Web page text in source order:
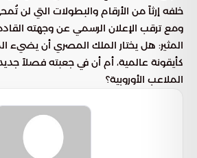
خلفه إرثاً من الأرقام والبطولات التي لن
ومع ترقب الإعلان الرسمي عن وجهته
المثير: هل يختار الملك المصري أن يضيء
كأيقونة عالمية، أم أن في جعبته فصلاً
الملاعب الأوروبية؟